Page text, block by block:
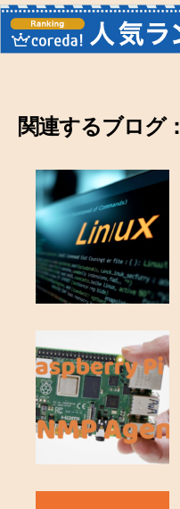
関連するブログ：